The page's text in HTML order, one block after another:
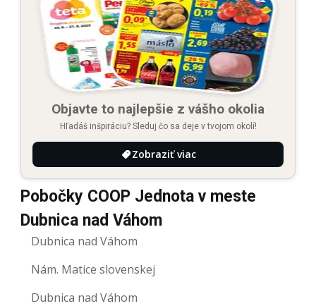
Objavte to najlepšie z vášho okolia
Hľadáš inšpiráciu? Sleduj čo sa deje v tvojom okolí!
Zobraziť viac
Pobočky COOP Jednota v meste
Dubnica nad Váhom
Dubnica nad Váhom
Nám. Matice slovenskej
Dubnica nad Váhom